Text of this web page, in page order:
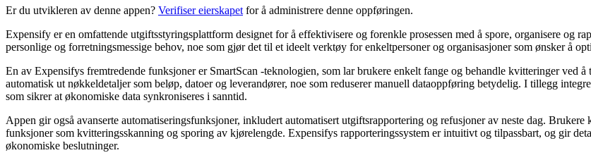
Er du utvikleren av denne appen? Verifiser eierskapet for å administrere denne oppføringen.
Expensify er en omfattende utgiftsstyringsplattform designet for å effektivisere og forenkle prosessen med å spore, organisere og
personlige og forretningsmessige behov, noe som gjør det til et ideelt verktøy for enkeltpersoner og organisasjoner som ønsker å
En av Expensifys fremtredende funksjoner er SmartScan -teknologien, som lar brukere enkelt fange og behandle kvitteringer ved
automatisk ut nøkkeldetaljer som beløp, datoer og leverandører, noe som reduserer manuell dataoppføring betydelig. I tillegg
som sikrer at økonomiske data synkroniseres i sanntid.
Appen gir også avanserte automatiseringsfunksjoner, inkludert automatisert utgiftsrapportering og refusjoner av neste dag.
funksjoner som kvitteringsskanning og sporing av kjørelengde. Expensifys rapporteringssystem er intuitivt og tilpassbart, og gir
økonomiske beslutninger.